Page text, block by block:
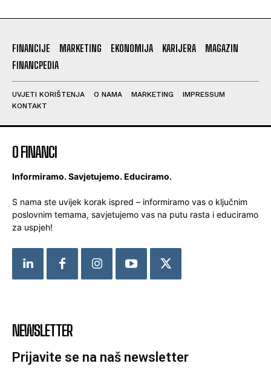
FINANCIJE MARKETING EKONOMIJA KARIJERA
MAGAZIN
FINANCPEDIA
UVJETI KORIŠTENJA O NAMA MARKETING
IMPRESSUM
KONTAKT
O FINANCI
Informiramo. Savjetujemo. Educiramo.
S nama ste uvijek korak ispred – informiramo vas o ključnim
poslovnim temama, savjetujemo vas na putu rasta i educiramo
za uspjeh!
NEWSLETTER
Prijavite se na naš newsletter